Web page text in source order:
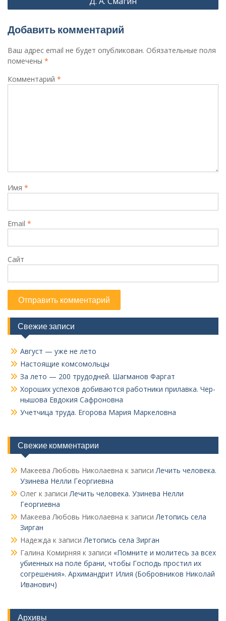
Добавить комментарий
Ваш адрес email не будет опубликован. Обязательные поля
помечены *
Комментарий *
Имя *
Email *
Сайт
Свежие записи
Август — уже не лето
Настоящие комсомольцы
За лето — 200 трудодней. Шагманов Фаргат
Хороших успехов добиваются работники прилавка. Чер­
нышова Евдокия Сафроновна
Учетчица труда. Его­рова Мария Маркеловна
Свежие комментарии
Макеева Любовь Николаевна к записиЛечить человека.
Узинева Нелли Георгиевна
Олег к записиЛечить человека. Узинева Нелли
Георгиевна
Макеева Любовь Николаевна к записиЛетопись села
Зирган
Надежда к записиЛетопись села Зирган
Галина Комирняя к записи «Помните и молитесь за всех
убиенных на поле брани, чтобы Господь простил их
согрешения». Архимандрит Илия (Бобровников Николай
Иванович)
Архивы